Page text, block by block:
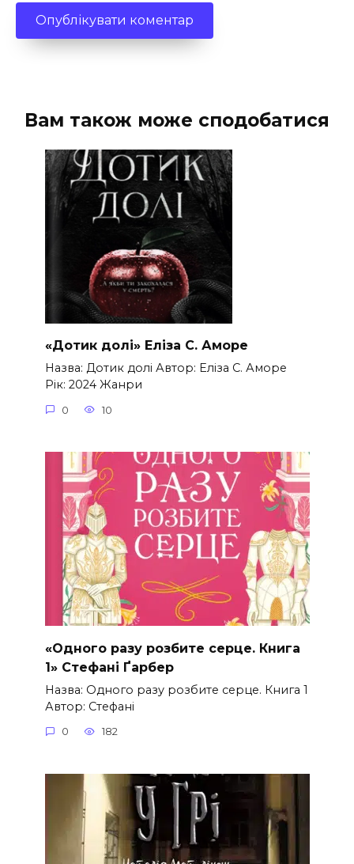
Вам також може сподобатися
«Дотик долі» Еліза С. Аморе
Назва: Дотик долі Автор: Еліза С. Аморе
Рік: 2024 Жанри
0 10
«Одного разу розбите серце. Книга
1» Стефані Ґарбер
Назва: Одного разу розбите серце. Книга 1
Автор: Стефані
0 182